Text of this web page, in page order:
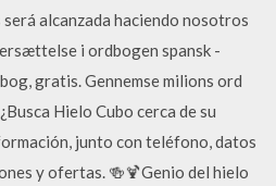
alcanzada haciendo nosotros
i ordbogen spansk -
gratis. Gennemse milions ord
Hielo Cubo cerca de su
junto con teléfono, datos
y ofertas. 🍻🍹Genio del hielo